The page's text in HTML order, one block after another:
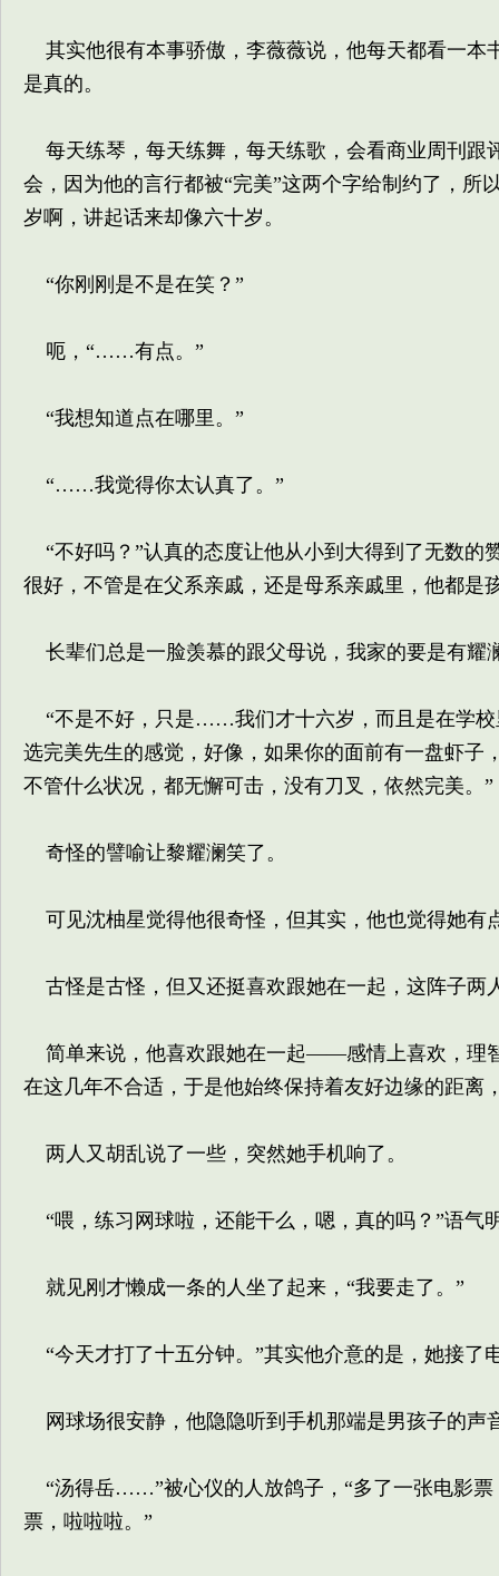
其实他很有本事骄傲，李薇薇说，他每天都看一本
是真的。
每天练琴，每天练舞，每天练歌，会看商业周刊跟
会，因为他的言行都被“完美”这两个字给制约了，所
岁啊，讲起话来却像六十岁。
“你刚刚是不是在笑？”
呃，“……有点。”
“我想知道点在哪里。”
“……我觉得你太认真了。”
“不好吗？”认真的态度让他从小到大得到了无数的
很好，不管是在父系亲戚，还是母系亲戚里，他都是
长辈们总是一脸羡慕的跟父母说，我家的要是有耀
“不是不好，只是……我们才十六岁，而且是在学校
选完美先生的感觉，好像，如果你的面前有一盘虾
不管什么状况，都无懈可击，没有刀叉，依然完美。”
奇怪的譬喻让黎耀澜笑了。
可见沈柚星觉得他很奇怪，但其实，他也觉得她有
古怪是古怪，但又还挺喜欢跟她在一起，这阵子两
简单来说，他喜欢跟她在一起——感情上喜欢，理
在这几年不合适，于是他始终保持着友好边缘的距
两人又胡乱说了一些，突然她手机响了。
“喂，练习网球啦，还能干么，嗯，真的吗？”语气
就见刚才懒成一条的人坐了起来，“我要走了。”
“今天才打了十五分钟。”其实他介意的是，她接了
网球场很安静，他隐隐听到手机那端是男孩子的声
“汤得岳……”被心仪的人放鸽子，“多了一张电影票
票，啦啦啦。”